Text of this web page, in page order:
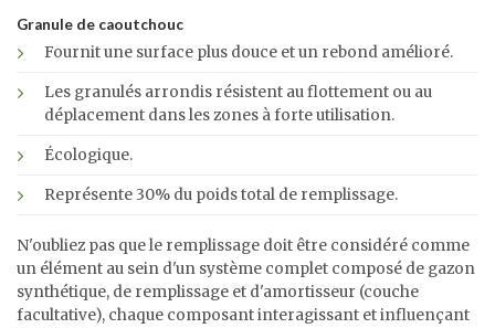
Granule de caoutchouc
Fournit une surface plus douce et un rebond amélioré.
Les granulés arrondis résistent au flottement ou au
déplacement dans les zones à forte utilisation.
Écologique.
Représente 30% du poids total de remplissage.
N'oubliez pas que le remplissage doit être considéré comme
un élément au sein d'un système complet composé de gazon
synthétique, de remplissage et d'amortisseur (couche
facultative), chaque composant interagissant et influençant